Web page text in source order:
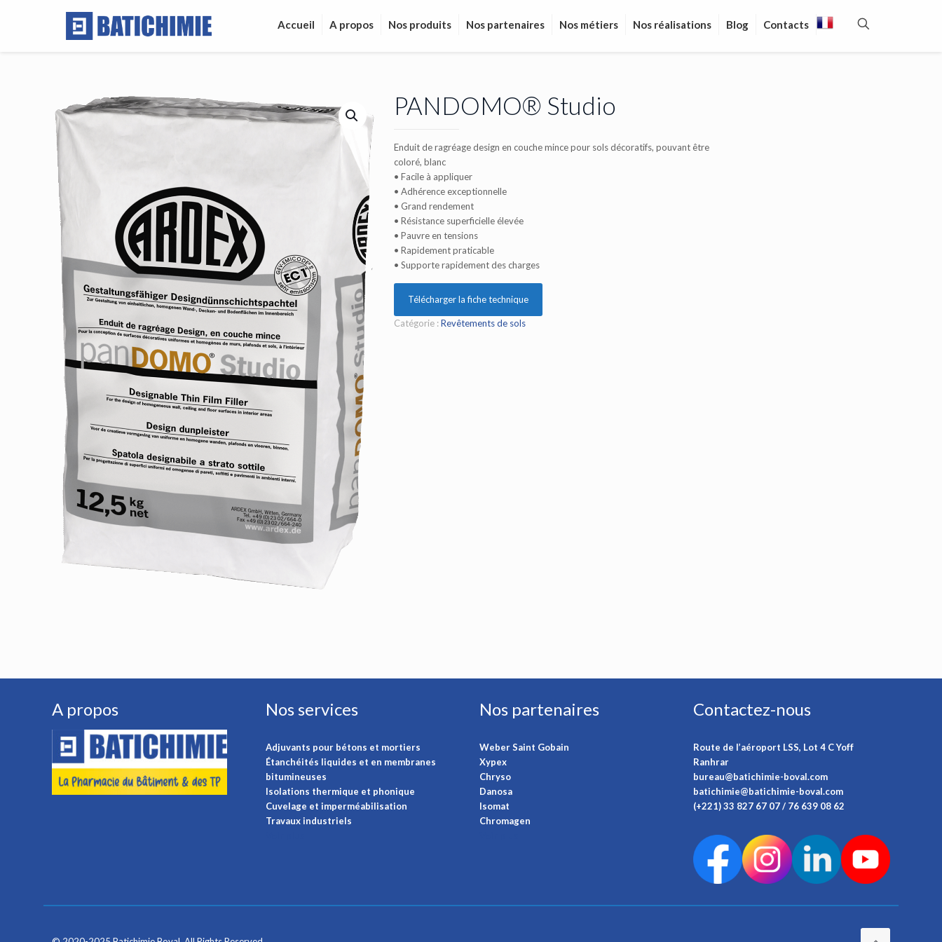
Accueil A propos Nos produits Nos partenaires Nos métiers Nos réalisations Blog Contacts
PANDOMO® Studio
Enduit de ragréage design en couche mince pour sols décoratifs, pouvant être
coloré, blanc
• Facile à appliquer
• Adhérence exceptionnelle
• Grand rendement
• Résistance superficielle élevée
• Pauvre en tensions
• Rapidement praticable
• Supporte rapidement des charges
Télécharger la fiche technique
Catégorie :Revêtements de sols
A propos Nos services
Adjuvants pour bétons et mortiers
Étanchéités liquides et en membranes
bitumineuses
Isolations thermique et phonique
Cuvelage et imperméabilisation
Travaux industriels
Nos partenaires
Weber Saint Gobain
Xypex
Chryso
Danosa
Isomat
Chromagen
Contactez-nous
Route de l’aéroport LSS, Lot 4 C Yoff
Ranhrar
bureau@batichimie-boval.com
batichimie@batichimie-boval.com
(+221) 33 827 67 07 / 76 639 08 62